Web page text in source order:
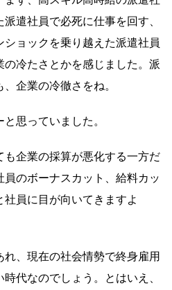
遣社員で必死に仕事を回す、
ョックを乗り越えた派遣社員
冷たさとかを感じました。派
企業の冷徹さをね。
思っていました。
企業の採算が悪化する一方だ
のボーナスカット、給料カッ
社員に目が向いてきますよ
、現在の社会情勢で終身雇用
代なのでしょう。とはいえ、